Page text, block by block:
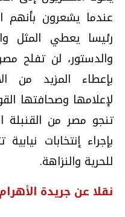
عندما يشعرون بأنهم
رئيسا يعطي المثل
والدستور، لن تفلح
بإعطاء المزيد من
لإعلامها وصحافتها
تنجو مصر من القنبلة
بإجراء إنتخابات
للحرية والنزاهة.
نقلا عن جريدة الأهرام